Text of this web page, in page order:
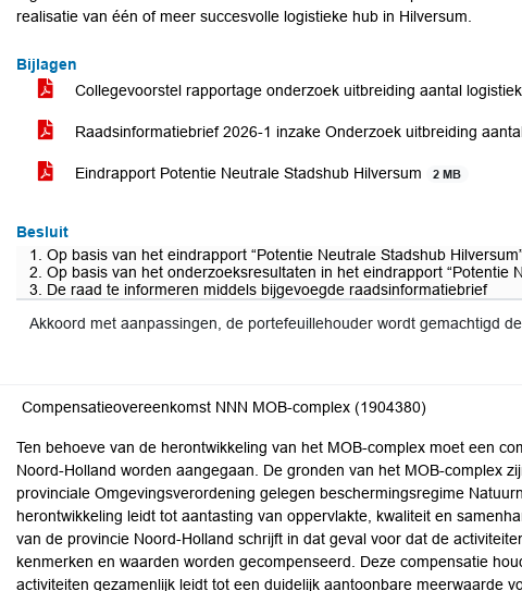
realisatie van één of meer succesvolle logistieke hub in Hilversum.
Bijlagen
Collegevoorstel rapportage onderzoek uitbreiding aantal
Raadsinformatiebrief 2026-1 inzake Onderzoek uitbreiding
Eindrapport Potentie Neutrale Stadshub Hilversum 2 MB
Besluit
1. Op basis van het eindrapport “Potentie Neutrale Stadshub
2. Op basis van het onderzoeksresultaten in het eindrapport
3. De raad te informeren middels bijgevoegde raadsinformatiebrief
Akkoord met aanpassingen, de portefeuillehouder wordt gemachtigd
Compensatieovereenkomst NNN MOB-complex (1904380)
Ten behoeve van de herontwikkeling van het MOB-complex moet een
Noord-Holland worden aangegaan. De gronden van het MOB-complex
provinciale Omgevingsverordening gelegen beschermingsregime
herontwikkeling leidt tot aantasting van oppervlakte, kwaliteit en
van de provincie Noord-Holland schrijft in dat geval voor dat de
kenmerken en waarden worden gecompenseerd. Deze compensatie
activiteiten gezamenlijk leidt tot een duidelijk aantoonbare meerwaarde